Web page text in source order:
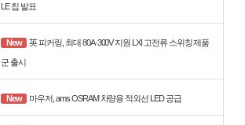
LE 칩 발표
New 英 피커링, 최대 80A·300V 지원 LXI 고전류 스위칭 제품
군 출시
New 마우저, ams OSRAM 차량용 적외선 LED 공급